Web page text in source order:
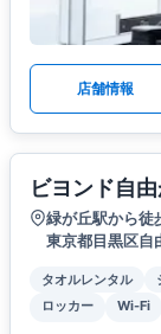
店舗情報
ビヨンド自
緑が丘駅から徒
東京都目黒区自
タオルレンタル
ロッカー
Wi-Fi